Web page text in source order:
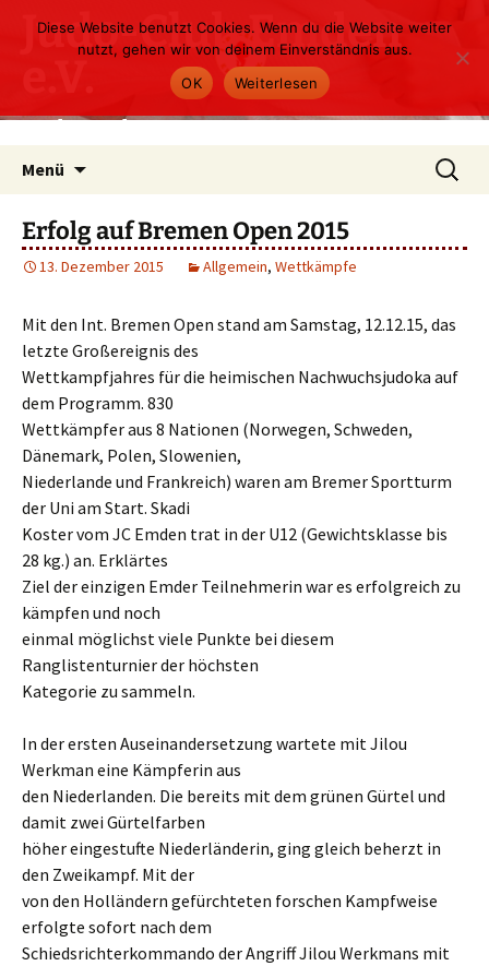
InhaltJudo-Club Emden
Judo und Ju-Jutsu
Menü
Suchen
nach:
Erfolg auf Bremen Open 2015
13. Dezember 2015 Allgemein, Wettkämpfe
Mit den Int. Bremen Open stand am Samstag, 12.12.15, das
letzte Großereignis des
Wettkampfjahres für die heimischen Nachwuchsjudoka auf
dem Programm. 830
Wettkämpfer aus 8 Nationen (Norwegen, Schweden,
Dänemark, Polen, Slowenien,
Niederlande und Frankreich) waren am Bremer Sportturm
der Uni am Start. Skadi
Koster vom JC Emden trat in der U12 (Gewichtsklasse bis
28 kg.) an. Erklärtes
Ziel der einzigen Emder Teilnehmerin war es erfolgreich zu
kämpfen und noch
einmal möglichst viele Punkte bei diesem
Ranglistenturnier der höchsten
Kategorie zu sammeln.
In der ersten Auseinandersetzung wartete mit Jilou
Werkman eine Kämpferin aus
den Niederlanden. Die bereits mit dem grünen Gürtel und
damit zwei Gürtelfarben
höher eingestufte Niederländerin, ging gleich beherzt in
den Zweikampf. Mit der
von den Holländern gefürchteten forschen Kampfweise
erfolgte sofort nach dem
Schiedsrichterkommando der Angriff Jilou Werkmans mit
Diese Website benutzt Cookies. Wenn du die Website weiter
nutzt, gehen wir von deinem Einverständnis aus.
OK
Weiterlesen